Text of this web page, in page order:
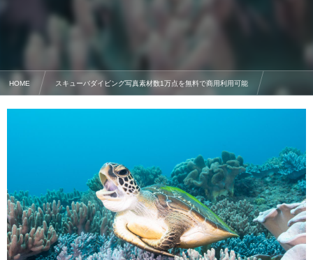
HOME スキューバダイビング写真素材数1万点を無料で商用利用可能
カメの写真素材 あくびをするウミガメ